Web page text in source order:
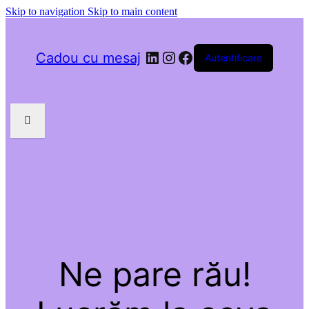
Skip to navigation Skip to main content
Cadou cu mesaj LinkedIn
Instagram
Facebook
Autentificare
Ne pare rău!